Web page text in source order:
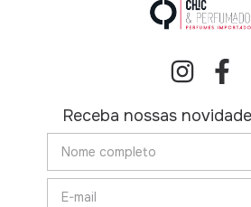
Receba nossas